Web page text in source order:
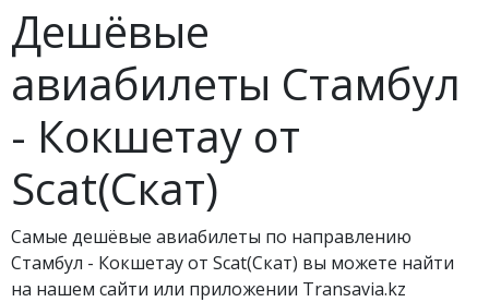
Дешёвые
авиабилеты Стамбул
- Кокшетау от
Scat(Скат)
Самые дешёвые авиабилеты по направлению
Стамбул - Кокшетау от Scat(Скат) вы можете найти
на нашем сайти или приложении Transavia.kz